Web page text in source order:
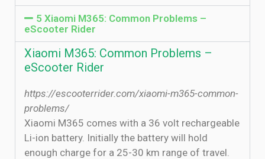
5 Xiaomi M365: Common Problems –
eScooter Rider
Xiaomi M365: Common Problems –
eScooter Rider
https://escooterrider.com/xiaomi-m365-common-
problems/
Xiaomi M365 comes with a 36 volt rechargeable
Li-ion battery. Initially the battery will hold
enough charge for a 25-30 km range of travel.